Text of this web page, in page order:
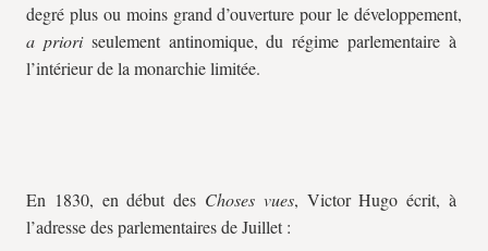
degré plus ou moins grand d’ouverture pour le développement,
a prioriseulement antinomique, du régime parlementaire à
l’intérieur de la monarchie limitée.
En 1830, en début des Choses vues, Victor Hugo écrit, à
l’adresse des parlementaires de Juillet :